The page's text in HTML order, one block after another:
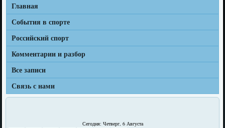
Главная
События в спорте
Российский спорт
Комментарии и разбор
Все записи
Связь с нами
Сегодня: Четверг, 6 Августа